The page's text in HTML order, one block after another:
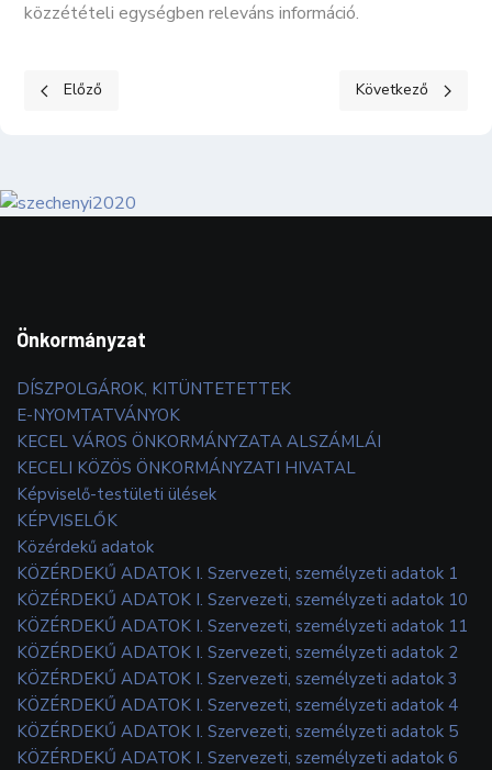
közzétételi egységben releváns információ.
Előző cikk: KÖZÉRDEKŰ ADATOK II. Tevékenységre,
Előző Következő cikk:
Következő
Önkormányzat
DÍSZPOLGÁROK, KITÜNTETETTEK
E-NYOMTATVÁNYOK
KECEL VÁROS ÖNKORMÁNYZATA ALSZÁMLÁI
KECELI KÖZÖS ÖNKORMÁNYZATI HIVATAL
Képviselő-testületi ülések
KÉPVISELŐK
Közérdekű adatok
KÖZÉRDEKŰ ADATOK I. Szervezeti, személyzeti adatok 1
KÖZÉRDEKŰ ADATOK I. Szervezeti, személyzeti adatok 10
KÖZÉRDEKŰ ADATOK I. Szervezeti, személyzeti adatok 11
KÖZÉRDEKŰ ADATOK I. Szervezeti, személyzeti adatok 2
KÖZÉRDEKŰ ADATOK I. Szervezeti, személyzeti adatok 3
KÖZÉRDEKŰ ADATOK I. Szervezeti, személyzeti adatok 4
KÖZÉRDEKŰ ADATOK I. Szervezeti, személyzeti adatok 5
KÖZÉRDEKŰ ADATOK I. Szervezeti, személyzeti adatok 6